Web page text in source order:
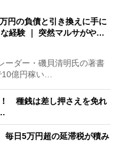
円の負債と引き換えに手に
経験 ｜ 突然マルサがや…
ダー・磯貝清明氏の著書
10億円稼い…
！ 種銭は差し押さえを免れ
毎日5万円超の延滞税が積み